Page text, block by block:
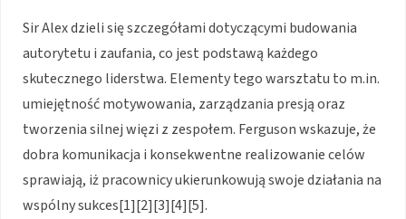
Sir Alex dzieli się szczegółami dotyczącymi budowania
autorytetu i zaufania, co jest podstawą każdego
skutecznego liderstwa. Elementy tego warsztatu to m.in.
umiejętność motywowania, zarządzania presją oraz
tworzenia silnej więzi z zespołem. Ferguson wskazuje, że
dobra komunikacja i konsekwentne realizowanie celów
sprawiają, iż pracownicy ukierunkowują swoje działania na
wspólny sukces[1][2][3][4][5].